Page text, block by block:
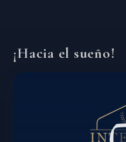
¡Hacia el sueño!